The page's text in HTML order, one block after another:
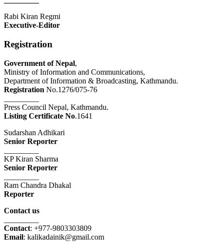
Rabi Kiran Regmi
Executive-Editor
Registration
Government of Nepal,
Ministry of Information and Communications,
Department of Information & Broadcasting, Kathmandu.
Registration No.1276/075-76
Press Council Nepal, Kathmandu.
Listing Certificate No.1641
Sudarshan Adhikari
Senior Reporter
KP Kiran Sharma
Senior Reporter
Ram Chandra Dhakal
Reporter
Contact us
Contact: +977-9803303809
Email: kalikadainik@gmail.com